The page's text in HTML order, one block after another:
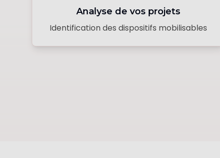
Analyse de vos projets
Identification des dispositifs mobilisables